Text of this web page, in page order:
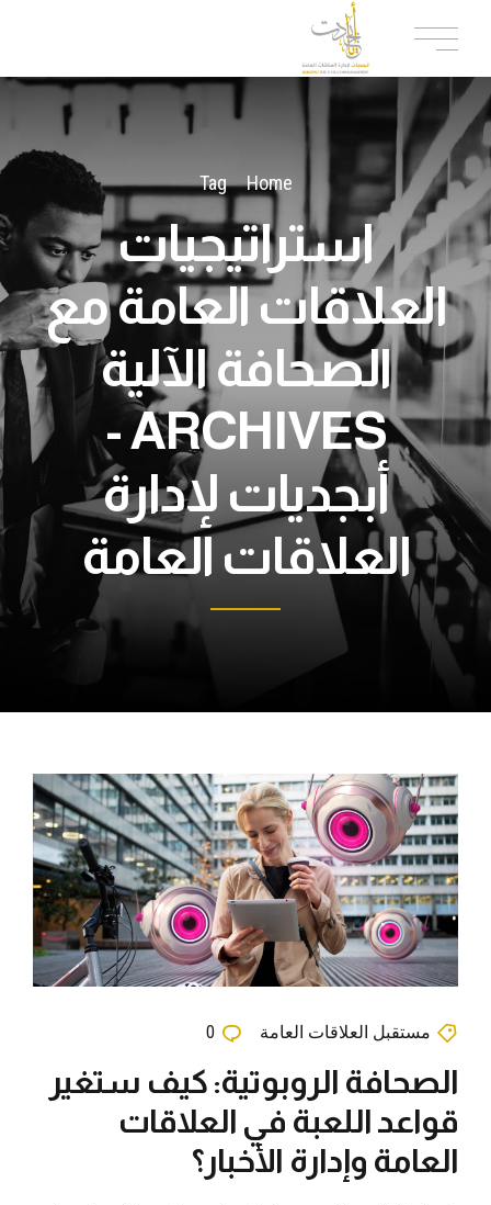
Home
Tag
استراتيجيات
العلاقات العامة مع
الصحافة الآلية
ARCHIVES -
أبجديات لإدارة
العلاقات العامة
مستقبل العلاقات العامة 0
الصحافة الروبوتية: كيف ستغير
قواعد اللعبة في العلاقات
العامة وإدارة الأخبار؟